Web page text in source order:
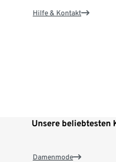
Hilfe & Kontakt
Unsere beliebtesten
Damenmode